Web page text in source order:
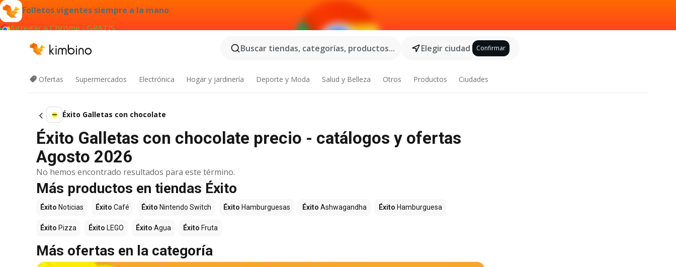
Folletos vigentes siempre a la mano
Agregar a Chrome - GRATIS
Buscar tiendas, categorías, productos...
Elegir ciudad Confirmar
Ofertas Supermercados Electrónica Hogar y jardinería Deporte y Moda Salud y Belleza Otros Productos Ciudades
Éxito Galletas con chocolate
Éxito Galletas con chocolate precio - catálogos y ofertas
Agosto 2026
No hemos encontrado resultados para este término.
Más productos en tiendas Éxito
Éxito Noticias Éxito Café Éxito Nintendo Switch Éxito Hamburguesas Éxito Ashwagandha Éxito Hamburguesa
Éxito Pizza Éxito LEGO Éxito Agua Éxito Fruta
Más ofertas en la categoría